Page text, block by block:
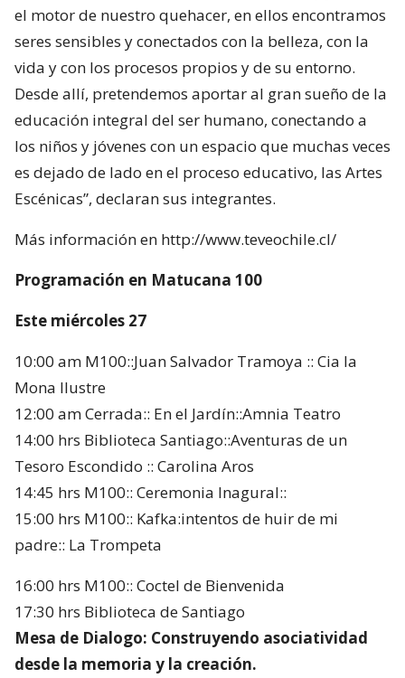
el motor de nuestro quehacer, en ellos encontramos
seres sensibles y conectados con la belleza, con la
vida y con los procesos propios y de su entorno.
Desde allí, pretendemos aportar al gran sueño de la
educación integral del ser humano, conectando a
los niños y jóvenes con un espacio que muchas veces
es dejado de lado en el proceso educativo, las Artes
Escénicas”, declaran sus integrantes.
Más información en http://www.teveochile.cl/
Programación en Matucana 100
Este miércoles 27
10:00 am M100::Juan Salvador Tramoya :: Cia la
Mona Ilustre
12:00 am Cerrada:: En el Jardín::Amnia Teatro
14:00 hrs Biblioteca Santiago::Aventuras de un
Tesoro Escondido :: Carolina Aros
14:45 hrs M100:: Ceremonia Inagural::
15:00 hrs M100:: Kafka:intentos de huir de mi
padre:: La Trompeta
16:00 hrs M100:: Coctel de Bienvenida
17:30 hrs Biblioteca de Santiago
Mesa de Dialogo: Construyendo asociatividad
desde la memoria y la creación.